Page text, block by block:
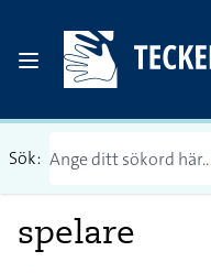
Sök:
spelare